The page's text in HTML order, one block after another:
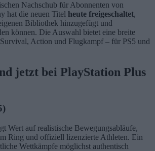
Nachschub für Abonnenten von
hat die neuen Titel heute freigeschaltet,
Bibliothek hinzugefügt und
können. Die Auswahl bietet eine breite
Action und Flugkampf – für PS5 und
jetzt bei PlayStation Plus
Wert auf realistische Bewegungsabläufe,
Ring und offiziell lizenzierte Athleten. Ein
Wettkämpfe möglichst authentisch